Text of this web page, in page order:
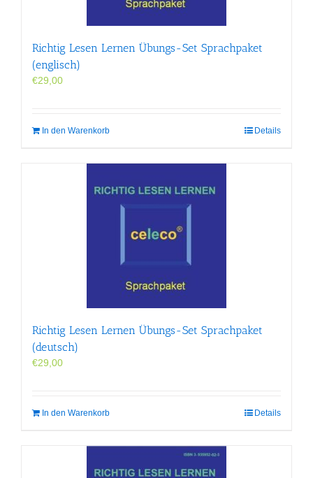
Richtig Lesen Lernen Übungs-Set Sprachpaket
(englisch)
€29,00
In den Warenkorb Details
Richtig Lesen Lernen Übungs-Set Sprachpaket
(deutsch)
€29,00
In den Warenkorb Details